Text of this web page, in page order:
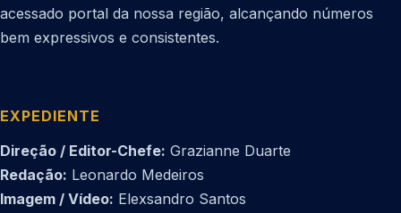
acessado portal da nossa região, alcançando números
bem expressivos e consistentes.
EXPEDIENTE
Direção / Editor-Chefe: Grazianne Duarte
Redação: Leonardo Medeiros
Imagem / Vídeo: Elexsandro Santos